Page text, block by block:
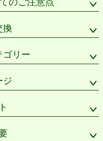
のご注意点
換
ゴリー
ジ